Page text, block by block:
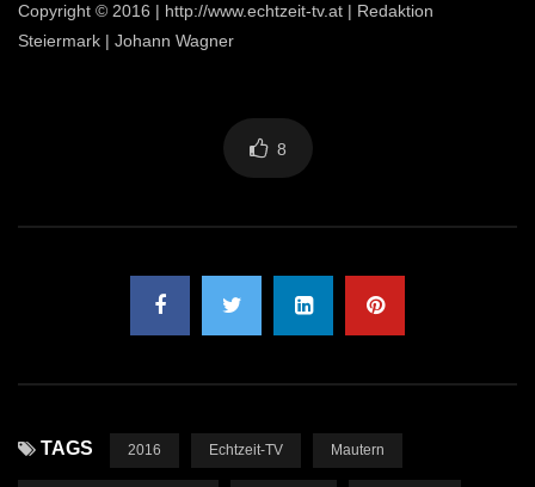
Copyright © 2016 | http://www.echtzeit-tv.at | Redaktion
Steiermark | Johann Wagner
8
TAGS 2016 Echtzeit-TV Mautern